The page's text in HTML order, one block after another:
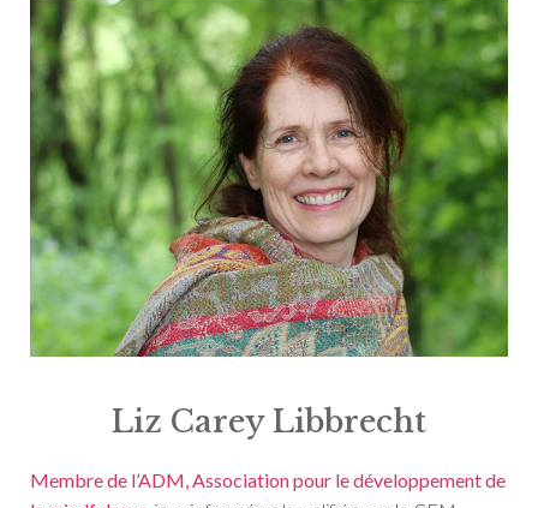
Liz Carey Libbrecht
Membre de l’ADM, Association pour le développement de